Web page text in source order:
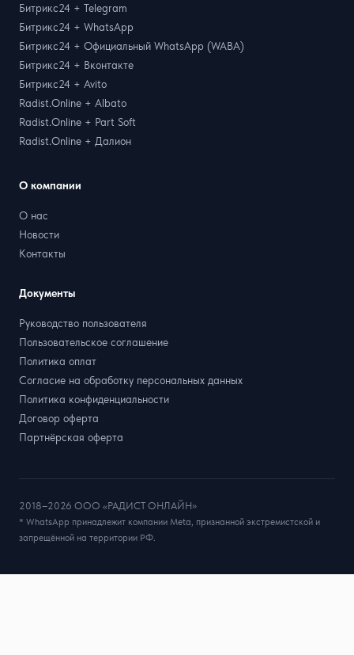
Битрикс24 + Telegram
Битрикс24 + WhatsApp
Битрикс24 + Официальный WhatsApp (WABA)
Битрикс24 + Вконтакте
Битрикс24 + Avito
Radist.Online + Albato
Radist.Online + Part Soft
Radist.Online + Далион
О компании
О нас
Новости
Контакты
Документы
Руководство пользователя
Пользовательское соглашение
Политика оплат
Согласие на обработку персональных данных
Политика конфиденциальности
Договор оферта
Партнёрская оферта
2018–2026 ООО «РАДИСТ ОНЛАЙН»
* WhatsApp принадлежит компании Meta, признанной экстремистской и
запрещённой на территории РФ.